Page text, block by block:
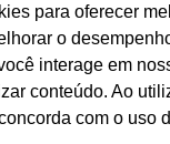
para oferecer
o
interage em
conteúdo. Ao
com o uso
9035
1416